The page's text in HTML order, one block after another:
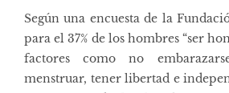
Según una encuesta de la
para el 37% de los hombres “ser
factores como no
menstruar, tener libertad e